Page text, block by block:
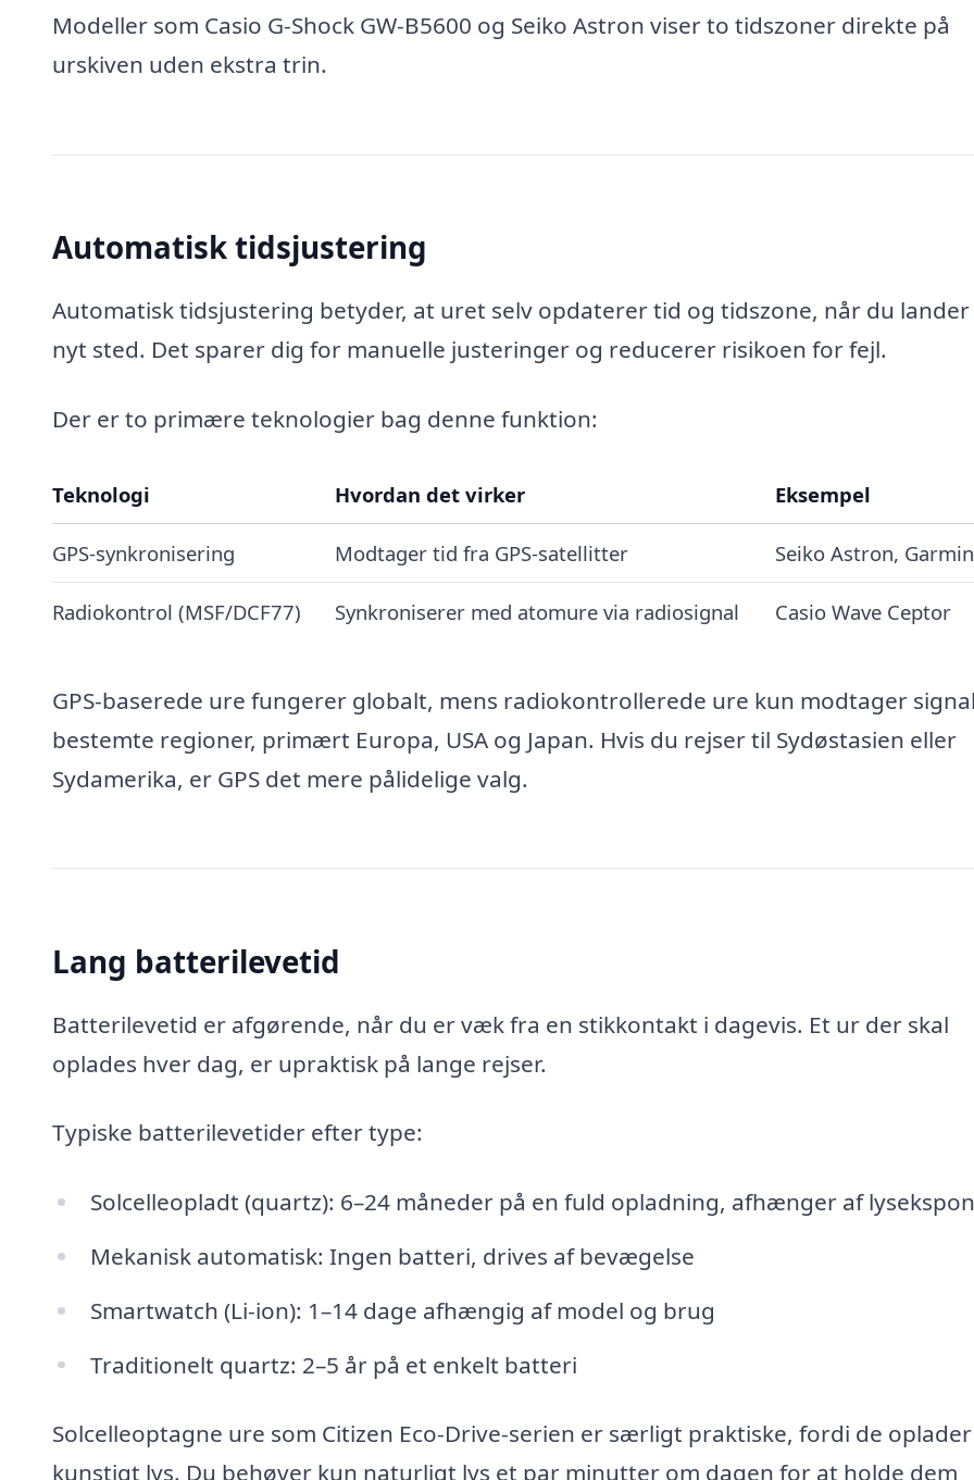
Modeller som Casio G-Shock GW-B5600 og Seiko Astron viser to tidszoner direkte på
urskiven uden ekstra trin.
Automatisk tidsjustering
Automatisk tidsjustering betyder, at uret selv opdaterer tid og tidszone, når du
nyt sted. Det sparer dig for manuelle justeringer og reducerer risikoen for fejl.
Der er to primære teknologier bag denne funktion:
Teknologi Hvordan det virker Eksempel
GPS-synkronisering Modtager tid fra GPS-satellitter Seiko Astron,
Radiokontrol (MSF/DCF77) Synkroniserer med atomure via radiosignal Casio Wave Ceptor
GPS-baserede ure fungerer globalt, mens radiokontrollerede ure kun modtager
bestemte regioner, primært Europa, USA og Japan. Hvis du rejser til Sydøstasien eller
Sydamerika, er GPS det mere pålidelige valg.
Lang batterilevetid
Batterilevetid er afgørende, når du er væk fra en stikkontakt i dagevis. Et ur der skal
oplades hver dag, er upraktisk på lange rejser.
Typiske batterilevetider efter type:
Solcelleopladt (quartz): 6–24 måneder på en fuld opladning, afhænger af
Mekanisk automatisk: Ingen batteri, drives af bevægelse
Smartwatch (Li-ion): 1–14 dage afhængig af model og brug
Traditionelt quartz: 2–5 år på et enkelt batteri
Solcelleoptagne ure som Citizen Eco-Drive-serien er særligt praktiske, fordi de
kunstigt lys. Du behøver kun naturligt lys et par minutter om dagen for at holde dem